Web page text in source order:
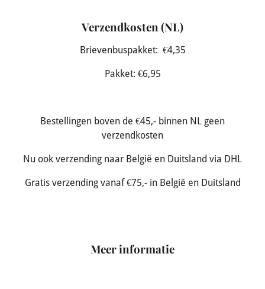
Verzendkosten (NL)
Brievenbuspakket: €4,35
Pakket: €6,95
Bestellingen boven de €45,- binnen NL geen
verzendkosten
Nu ook verzending naar België en Duitsland via DHL
Gratis verzending vanaf €75,- in België en Duitsland
Meer informatie